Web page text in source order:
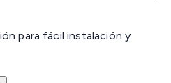
para fácil instalación y